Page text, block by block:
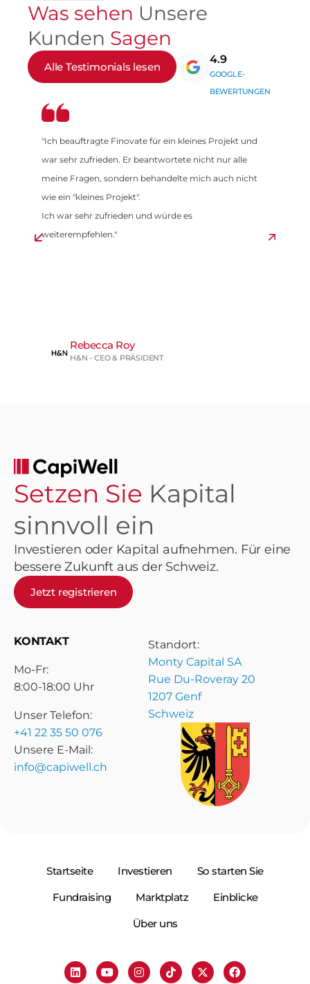
Was sehen Unsere
Kunden Sagen
Alle Testimonials lesen
4.9
GOOGLE-
BEWERTUNGEN
"Ich beauftragte Finovate für ein kleines Projekt und
war sehr zufrieden. Er beantwortete nicht nur alle
meine Fragen, sondern behandelte mich auch nicht
wie ein "kleines Projekt".
Ich war sehr zufrieden und würde es
weiterempfehlen."
Rebecca Roy
H&N - CEO & PRÄSIDENT
Setzen Sie Kapital
sinnvoll ein
Investieren oder Kapital aufnehmen. Für eine
bessere Zukunft aus der Schweiz.
Jetzt registrieren
KONTAKT
Mo-Fr:
8:00-18:00 Uhr
Unser Telefon:
+41 22 35 50 076
Unsere E-Mail:
info@capiwell.ch
Standort:
Monty Capital SA
Rue Du-Roveray 20
1207 Genf
Schweiz
Startseite Investieren
So starten Sie
Fundraising
Marktplatz
Einblicke
Über uns